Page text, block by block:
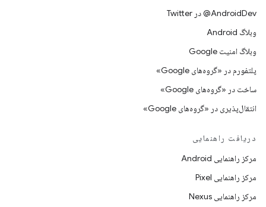
AndroidDev@ در Twitter
وبلاگ Android
وبلاگ امنیت Google
پلتفورم در «گروه‌های Google»
ساخت در «گروه‌های Google»
انتقال‌پذیری در «گروه‌های Google»
دریافت راهنمایی
مرکز راهنمایی Android
مرکز راهنمایی Pixel
مرکز راهنمایی Nexus